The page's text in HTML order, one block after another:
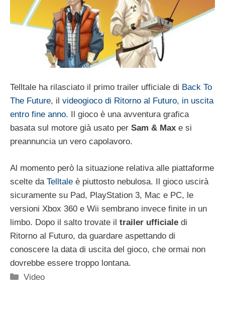
Telltale ha rilasciato il primo trailer ufficiale di Back To
The Future, il videogioco di Ritorno al Futuro, in uscita
entro fine anno. Il gioco è una avventura grafica
basata sul motore già usato per Sam & Max e si
preannuncia un vero capolavoro.
Al momento però la situazione relativa alle piattaforme
scelte da Telltale è piuttosto nebulosa. Il gioco uscirà
sicuramente su Pad, PlayStation 3, Mac e PC, le
versioni Xbox 360 e Wii sembrano invece finite in un
limbo. Dopo il salto trovate il trailer ufficiale di
Ritorno al Futuro, da guardare aspettando di
conoscere la data di uscita del gioco, che ormai non
dovrebbe essere troppo lontana.
Categorie
Video